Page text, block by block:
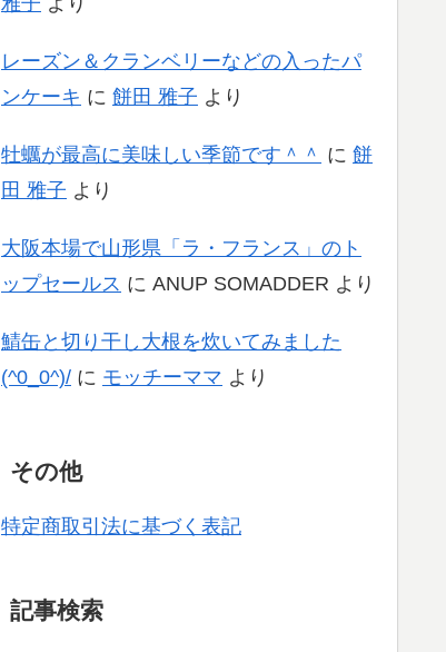
レーズン＆クランベリーなどの入ったパ
ンケーキ に 餅田 雅子 より
牡蠣が最高に美味しい季節です＾＾ に 餅
田 雅子 より
大阪本場で山形県「ラ・フランス」のト
ップセールス に ANUP SOMADDER より
鯖缶と切り干し大根を炊いてみました
(^0_0^)/ に モッチーママ より
その他
特定商取引法に基づく表記
記事検索